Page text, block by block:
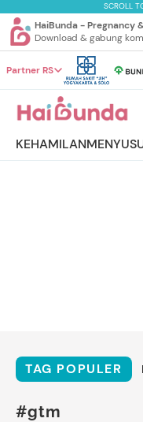
SCROLL
HaiBunda - Pregnancy
Download & gabung
Partner RS
KEHAMILAN
TAG POPULER
#gtm